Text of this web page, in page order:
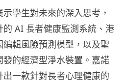
學生對未來的深入思考，
AI 長者健康監測系統、港
輯風險預測模型，以及聖
的經濟型淨水裝置。嘉諾
一款針對長者心理健康的